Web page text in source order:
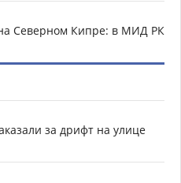
Северном Кипре: в МИД РК
за дрифт на улице